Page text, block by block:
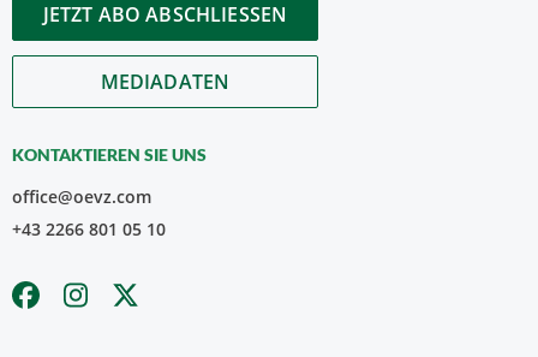
JETZT ABO ABSCHLIESSEN
MEDIADATEN
KONTAKTIEREN SIE UNS
office@oevz.com
+43 2266 801 05 10